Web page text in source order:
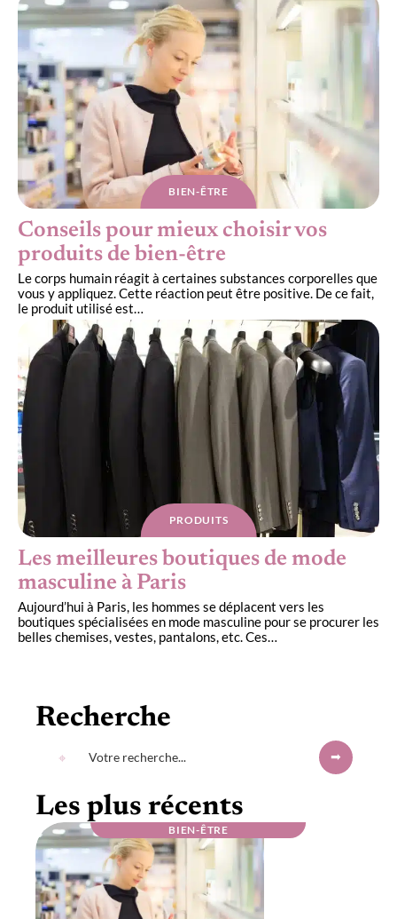
BIEN-ÊTRE
Conseils pour mieux choisir vos
produits de bien-être
Le corps humain réagit à certaines substances corporelles que
vous y appliquez. Cette réaction peut être positive. De ce fait,
le produit utilisé est…
PRODUITS
Les meilleures boutiques de mode
masculine à Paris
Aujourd’hui à Paris, les hommes se déplacent vers les
boutiques spécialisées en mode masculine pour se procurer les
belles chemises, vestes, pantalons, etc. Ces
Recherche
Les plus récents
BIEN-ÊTRE